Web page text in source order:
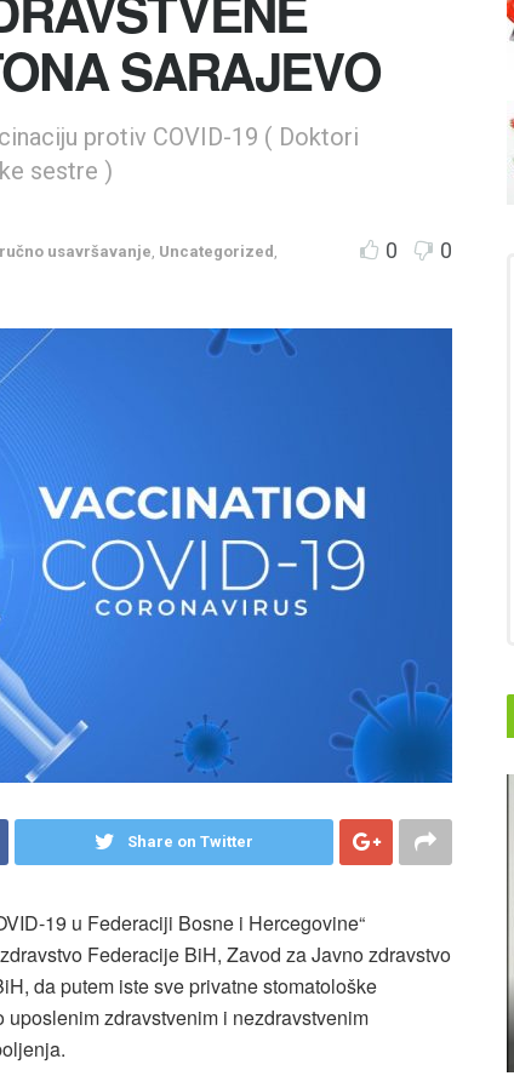
SARAJEVO
protiv COVID-19 ( Doktori
sestre )
usavršavanje Uncategorized 0 0
Share on Twitter
19 u Federaciji Bosne i Hercegovine“
Federacije BiH, Zavod za Javno zdravstvo
da putem iste sve privatne stomatološke
zdravstvenim i nezdravstvenim